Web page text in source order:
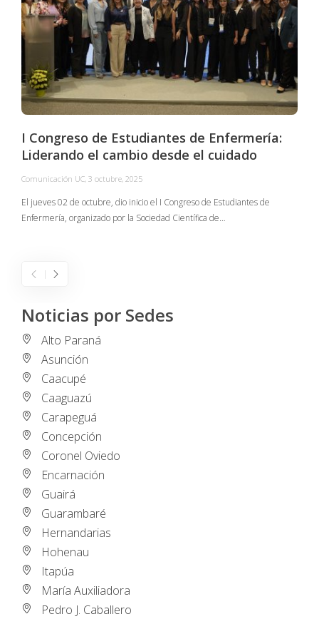
I Congreso de Estudiantes de Enfermería:
Liderando el cambio desde el cuidado
Comunicación UC, 3 octubre, 2025
El jueves 02 de octubre, dio inicio el I Congreso de Estudiantes de
Enfermería, organizado por la Sociedad Científica de…
Noticias por Sedes
Alto Paraná
Asunción
Caacupé
Caaguazú
Carapeguá
Concepción
Coronel Oviedo
Encarnación
Guairá
Guarambaré
Hernandarias
Hohenau
Itapúa
María Auxiliadora
Pedro J. Caballero